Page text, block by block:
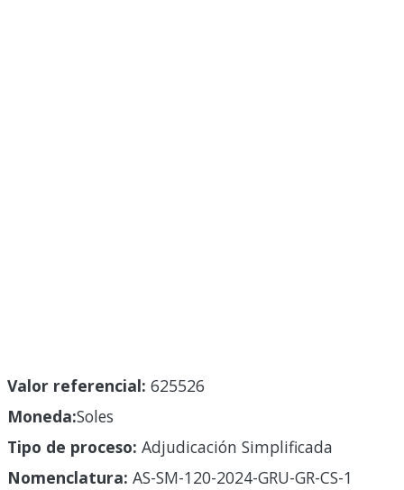
Valor referencial: 625526
Moneda:Soles
Tipo de proceso: Adjudicación Simplificada
Nomenclatura: AS-SM-120-2024-GRU-GR-CS-1